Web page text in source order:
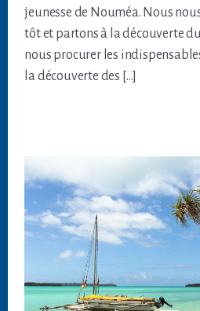
jeunesse de Nouméa. Nous
tôt et partons à la découverte
nous procurer les
la découverte des […]